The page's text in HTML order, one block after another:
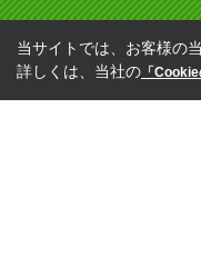
当サイトでは、お客様の
詳しくは、当社の 「